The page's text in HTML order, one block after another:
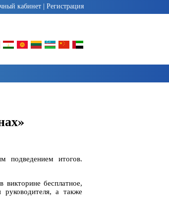
кабинет Регистрация
подведением итогов.
викторине бесплатное,
руководителя, а также